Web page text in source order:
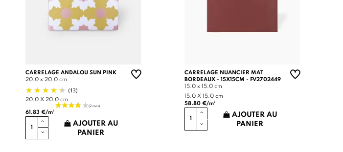
CARRELAGE ANDALOU SUN PINK
20.0 x 20.0 cm
(13)
20.0 X 20.0 cm
61.83 €/m²
AJOUTER AU
PANIER
CARRELAGE NUANCIER MAT
BORDEAUX - 15X15CM - FV2702449
15.0 x 15.0 cm
15.0 X 15.0 cm
58.80 €/m²
AJOUTER AU
PANIER